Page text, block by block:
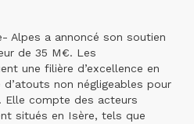
Alpes a annoncé son soutien
de 35 M€. Les
une filière d’excellence en
d’atouts non négligeables pour
Elle compte des acteurs
situés en Isère, tels que